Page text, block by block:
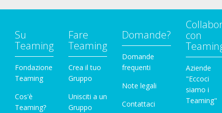
Su
Teaming
Fondazione
Teaming
Cos'è
Teaming?
Fare
Teaming
Crea il tuo
Gruppo
Unisciti a un
Gruppo
Domande?
Domande
frequenti
Note legali
Contattaci
con
Aziende
"Eccoci
siamo i
Teaming"